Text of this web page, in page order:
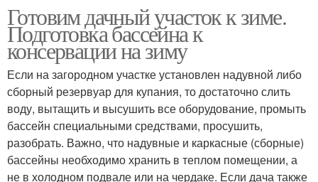
Готовим дачный участок к зиме.
Подготовка бассейна к
консервации на зиму
Если на загородном участке установлен надувной либо
сборный резервуар для купания, то достаточно слить
воду, вытащить и высушить все оборудование, промыть
бассейн специальными средствами, просушить,
разобрать. Важно, что надувные и каркасные (сборные)
бассейны необходимо хранить в теплом помещении, а
не в холодном подвале или на чердаке. Если дача также